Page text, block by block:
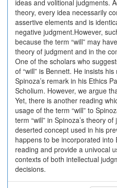
ideas and volitional judgments.
theory, every idea necessarily
assertive elements and is
negative judgment.However,
because the term “will” may
theory of judgment and in the
One of the scholars who
of “will” is Bennett. He insists
Spinoza’s remark in his Ethics
Scholium. However, we argue
Yet, there is another reading
usage of the term “will” to
term “will” in Spinoza’s theory
deserted concept used in his
happens to be incorporated into
reading and provide a univocal
contexts of both intellectual
decisions.